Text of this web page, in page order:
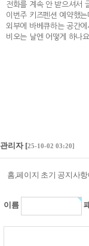
전화를 계속 안 받으셔서
이번주 키즈펜션 예약했는
외부에 바베큐하는 공간
비오는 날엔 어떻게 하나
관리자[25-10-02 03:20]
홈,페이지 초기 공지사
이름